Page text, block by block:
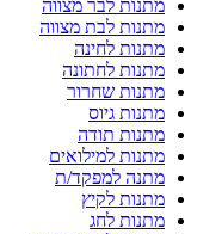
מתנות לבר מצווה
מתנות לבת מצווה
מתנות לחינה
מתנות לחתונה
מתנות שחרור
מתנות גיוס
מתנות תודה
מתנות למילואים
מתנה למפקד/ת
מתנות לקיץ
מתנות לחג